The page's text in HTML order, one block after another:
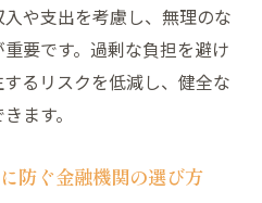
や支出を考慮し、無理のな
要です。過剰な負担を避け
るリスクを低減し、健全な
ます。
防ぐ金融機関の選び方